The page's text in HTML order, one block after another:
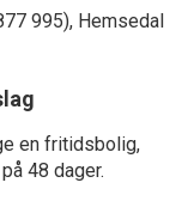
995), Hemsedal
en fritidsbolig,
48 dager.